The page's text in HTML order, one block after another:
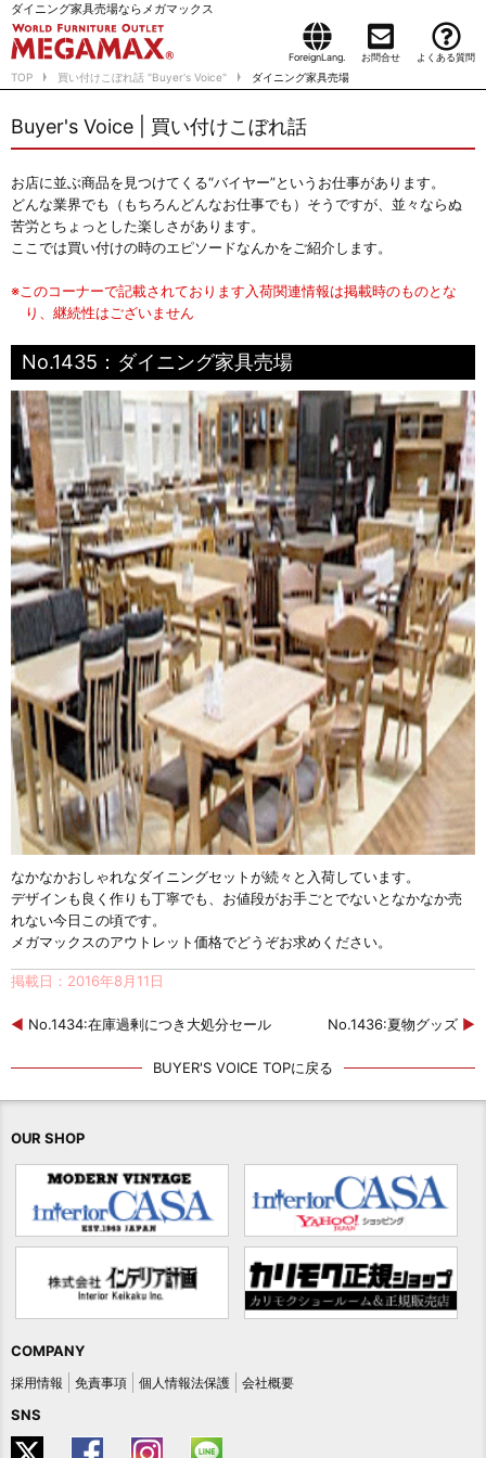
ダイニング家具売場ならメガマックス
ForeignLang. お問合せ よくある質問
TOP 買い付けこぼれ話 "Buyer's Voice" ダイニング家具売場
Buyer's Voice | 買い付けこぼれ話
お店に並ぶ商品を見つけてくる“バイヤー”というお仕事があります。
どんな業界でも（もちろんどんなお仕事でも）そうですが、並々ならぬ
苦労とちょっとした楽しさがあります。
ここでは買い付けの時のエピソードなんかをご紹介します。
※このコーナーで記載されております入荷関連情報は掲載時のものとな
り、継続性はございません
No.1435：ダイニング家具売場
なかなかおしゃれなダイニングセットが続々と入荷しています。
デザインも良く作りも丁寧でも、お値段がお手ごとでないとなかなか売
れない今日この頃です。
メガマックスのアウトレット価格でどうぞお求めください。
掲載日：2016年8月11日
◀ No.1434:在庫過剰につき大処分セール No.1436:夏物グッズ ▶
BUYER'S VOICE TOPに戻る
OUR SHOP
COMPANY
採用情報 免責事項 個人情報法保護 会社概要
SNS